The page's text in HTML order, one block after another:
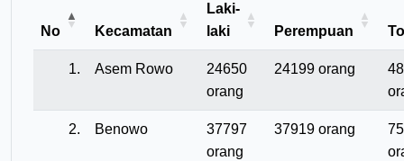
No Kecamatan
Laki-
laki
Perempuan
1. Asem Rowo
24650
orang
24199 orang
2. Benowo
37797
orang
37919 orang